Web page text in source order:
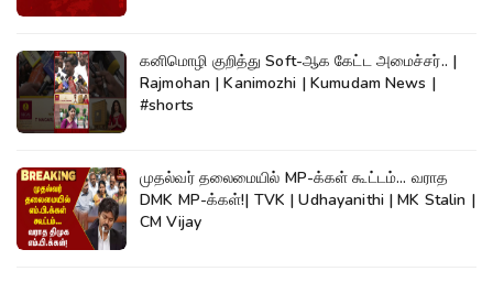
கனிமொழி குறித்து Soft-ஆக கேட்ட அமைச்சர்.. |
Rajmohan | Kanimozhi | Kumudam News |
#shorts
முதல்வர் தலைமையில் MP-க்கள் கூட்டம்... வராத
DMK MP-க்கள்!| TVK | Udhayanithi | MK Stalin |
CM Vijay